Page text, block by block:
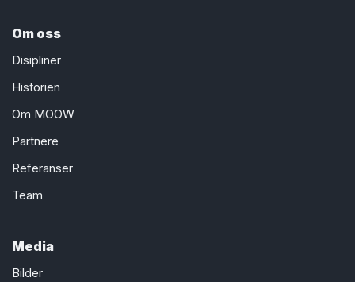
Om oss
Disipliner
Historien
Om MOOW
Partnere
Referanser
Team
Media
Bilder